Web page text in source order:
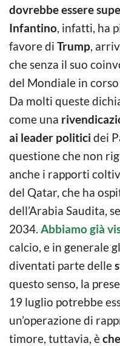
dovrebbe essere
Infantino, infatti, ha
favore di Trump,
che senza il suo
del Mondiale in
Da molti queste
come una
ai leader politici dei
questione che non
anche i rapporti
del Qatar, che ha
dell’Arabia Saudita,
2034. Abbiamo già
calcio, e in generale
diventati parte delle
questo senso, la
19 luglio potrebbe
un’operazione di
timore, tuttavia, è